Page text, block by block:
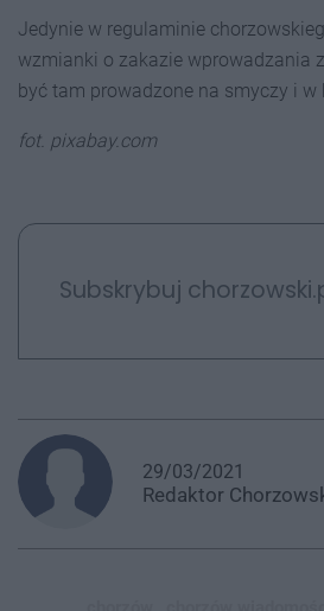
Jedynie w regulaminie
wzmianki o zakazie wprowadzania
być tam prowadzone na smyczy i w
fot. pixabay.com
Subskrybuj
29/03/2021
Redaktor